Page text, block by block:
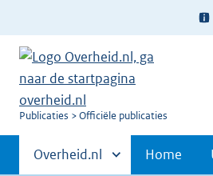
Ter
U
Publicaties Officiële publicaties
Primaire
Andere
Overheid.nl Home